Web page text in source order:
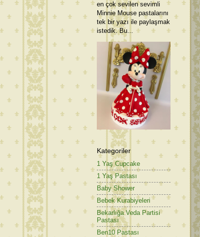
en çok sevilen sevimli
Minnie Mouse pastalarını
tek bir yazı ile paylaşmak
istedik. Bu...
Kategoriler
1 Yaş Cupcake
1 Yaş Pastası
Baby Shower
Bebek Kurabiyeleri
Bekarlığa Veda Partisi
Pastası
Ben10 Pastası